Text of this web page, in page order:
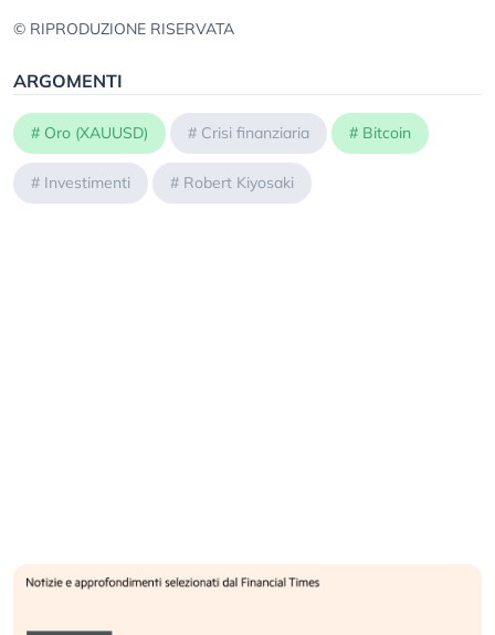
© RIPRODUZIONE RISERVATA
ARGOMENTI
# Oro (XAUUSD) # Crisi finanziaria # Bitcoin
# Investimenti # Robert Kiyosaki